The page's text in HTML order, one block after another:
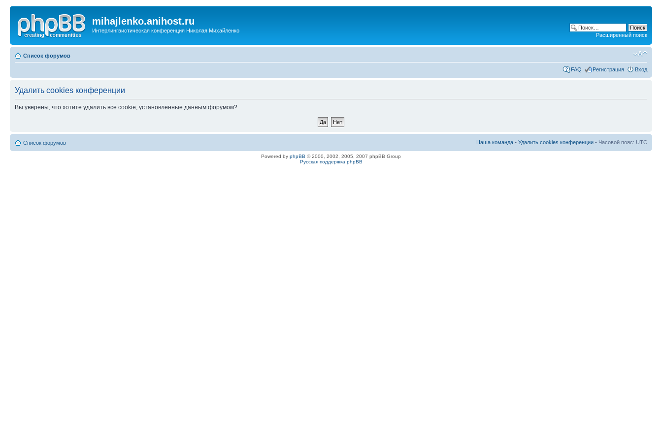
mihajlenko.anihost.ru
Интерлингвистическая конференция Николая Михайленко
Расширенный поиск
Список форумов
FAQ Регистрация Вход
Удалить cookies конференции
Вы уверены, что хотите удалить все cookie, установленные данным форумом?
Список форумов Наша команда • Удалить cookies конференции • Часовой пояс: UTC
Powered by phpBB © 2000, 2002, 2005, 2007 phpBB Group
Русская поддержка phpBB